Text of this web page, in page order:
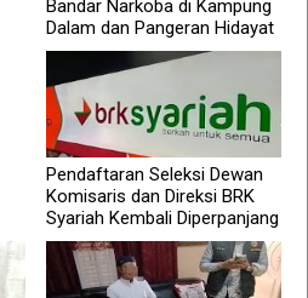
Bandar Narkoba di Kampung
Dalam dan Pangeran Hidayat
Pendaftaran Seleksi Dewan
Komisaris dan Direksi BRK
Syariah Kembali Diperpanjang